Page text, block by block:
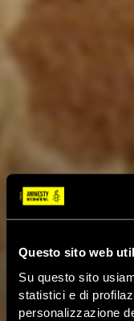
Questo sito web
Su questo sito
statistici e di
personalizzazione